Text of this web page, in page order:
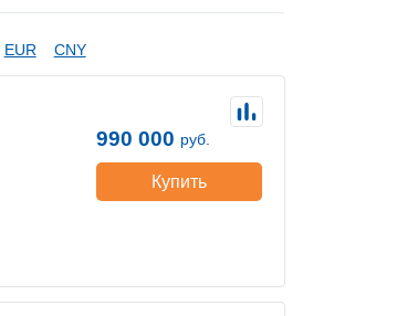
EUR CNY
990 000 руб.
Купить